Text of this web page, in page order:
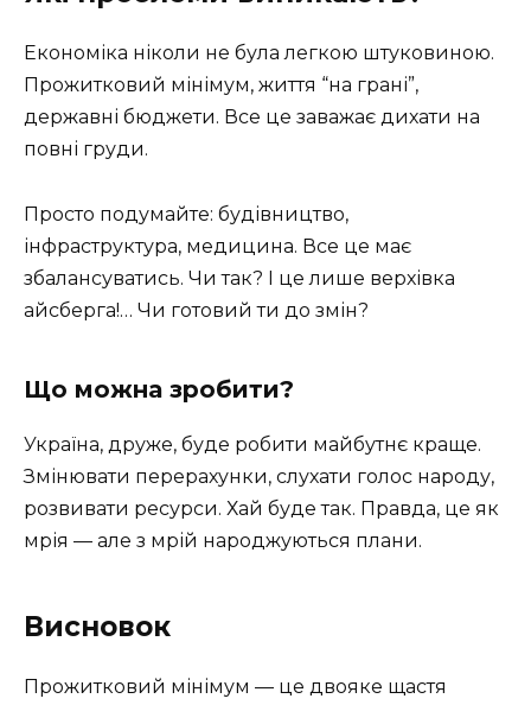
Економіка ніколи не була легкою штуковиною.
Прожитковий мінімум, життя “на грані”,
державні бюджети. Все це заважає дихати на
повні груди.
Просто подумайте: будівництво,
інфраструктура, медицина. Все це має
збалансуватись. Чи так? І це лише верхівка
айсберга!… Чи готовий ти до змін?
Що можна зробити?
Україна, друже, буде робити майбутнє краще.
Змінювати перерахунки, слухати голос народу,
розвивати ресурси. Хай буде так. Правда, це як
мрія — але з мрій народжуються плани.
Висновок
Прожитковий мінімум — це двояке щастя